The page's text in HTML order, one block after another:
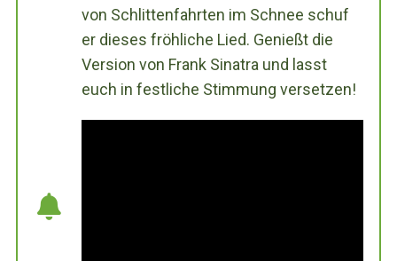
von Schlittenfahrten im Schnee schuf
er dieses fröhliche Lied. Genießt die
Version von Frank Sinatra und lasst
euch in festliche Stimmung versetzen!